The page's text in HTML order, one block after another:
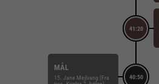
41:20
40:50
MÅL
15. Jane Mejlvang (Fra